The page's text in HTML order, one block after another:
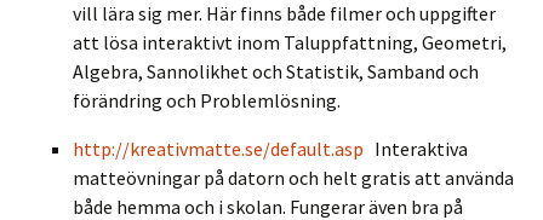
vill lära sig mer. Här finns både filmer och uppgifter
att lösa interaktivt inom Taluppfattning, Geometri,
Algebra, Sannolikhet och Statistik, Samband och
förändring och Problemlösning.
http://kreativmatte.se/default.asp Interaktiva
matteövningar på datorn och helt gratis att använda
både hemma och i skolan. Fungerar även bra på